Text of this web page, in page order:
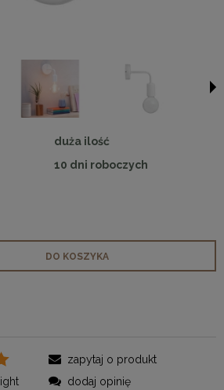
duża ilość
10 dni roboczych
DO KOSZYKA
zapytaj o produkt
dodaj opinię